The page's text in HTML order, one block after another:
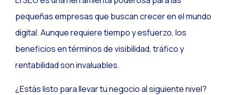
pequeñas empresas que buscan crecer en el mundo
digital. Aunque requiere tiempo y esfuerzo, los
beneficios en términos de visibilidad, tráfico y
rentabilidad son invaluables.
¿Estás listo para llevar tu negocio al siguiente nivel?